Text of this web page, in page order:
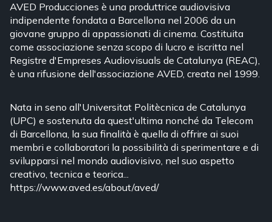
AVED Producciones è una produttrice audiovisiva
indipendente fondata a Barcellona nel 2006 da un
giovane gruppo di appassionati di cinema. Costituita
come associazione senza scopo di lucro e iscritta nel
Registre d'Empreses Audiovisuals de Catalunya (REAC),
è una rifusione dell'associazione AVED, creata nel 1999.
Nata in seno all'Universitat Politècnica de Catalunya
(UPC) e sostenuta da quest'ultima nonché da Telecom
di Barcellona, la sua finalità è quella di offrire ai suoi
membri e collaboratori la possibilità di sperimentare e di
svilupparsi nel mondo audiovisivo, nel suo aspetto
creativo, tecnica e teorica...
https://www.aved.es/about/aved/